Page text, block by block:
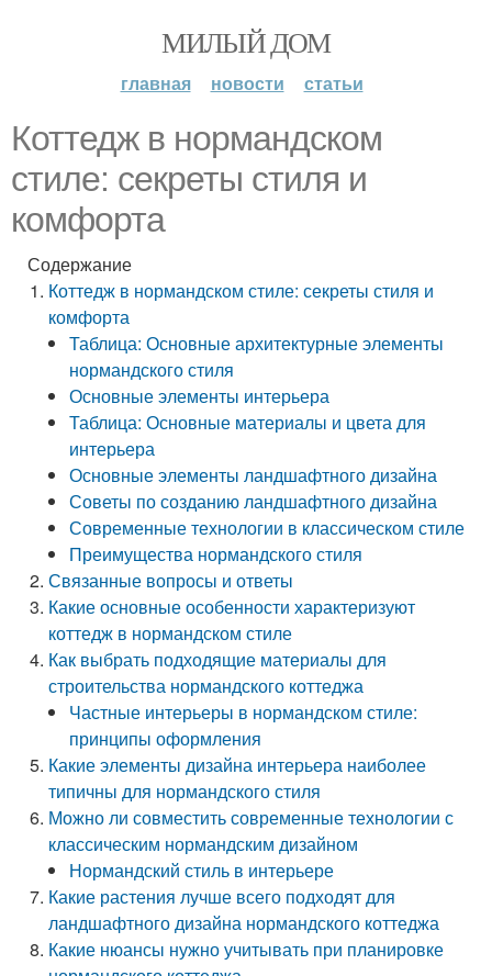
МИЛЫЙ ДОМ
главная новости статьи
Коттедж в нормандском
стиле: секреты стиля и
комфорта
Содержание
Коттедж в нормандском стиле: секреты стиля и
комфорта
Таблица: Основные архитектурные элементы
нормандского стиля
Основные элементы интерьера
Таблица: Основные материалы и цвета для
интерьера
Основные элементы ландшафтного дизайна
Советы по созданию ландшафтного дизайна
Современные технологии в классическом стиле
Преимущества нормандского стиля
Связанные вопросы и ответы
Какие основные особенности характеризуют
коттедж в нормандском стиле
Как выбрать подходящие материалы для
строительства нормандского коттеджа
Частные интерьеры в нормандском стиле:
принципы оформления
Какие элементы дизайна интерьера наиболее
типичны для нормандского стиля
Можно ли совместить современные технологии с
классическим нормандским дизайном
Нормандский стиль в интерьере
Какие растения лучше всего подходят для
ландшафтного дизайна нормандского коттеджа
Какие нюансы нужно учитывать при планировке